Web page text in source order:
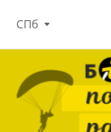
СПб